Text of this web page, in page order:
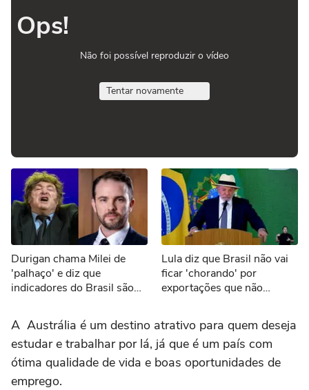
Ops!
Não foi possível reproduzir o vídeo
Tentar novamente
Durigan chama Milei de
'palhaço' e diz que
indicadores do Brasil são
Argentina
Lula diz que Brasil não vai
ficar 'chorando' por
exportações que não
A Austrália é um destino atrativo para quem deseja
estudar e trabalhar por lá, já que é um país com
ótima qualidade de vida e boas oportunidades de
emprego.